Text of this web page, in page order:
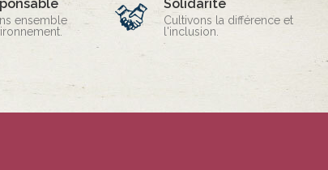
ensemble
Solidarité
Cultivons la différence et
l'inclusion.